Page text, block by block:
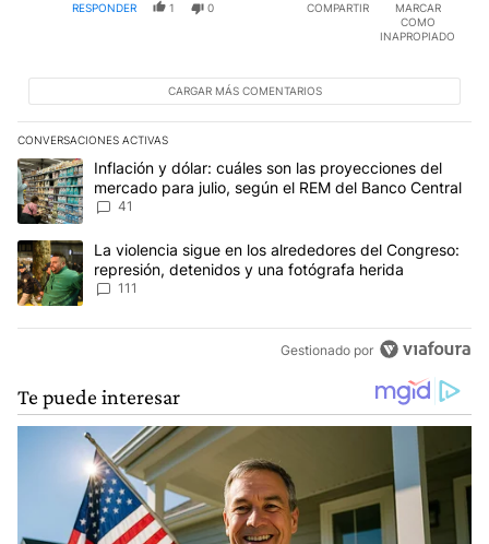
RESPONDER 1 0 COMPARTIR
MARCAR
COMO
INAPROPIADO
CARGAR MÁS COMENTARIOS
CONVERSACIONES ACTIVAS
Este listado muestra los artículos con más comentarios en los
Un artículo de tendencia con el título "Inflación y dólar: cuáles
Inflación y dólar: cuáles son las proyecciones del
mercado para julio, según el REM del Banco Central
41
Un artículo de tendencia con el título "La violencia sigue en los
La violencia sigue en los alrededores del Congreso:
represión, detenidos y una fotógrafa herida
111
Gestionado por